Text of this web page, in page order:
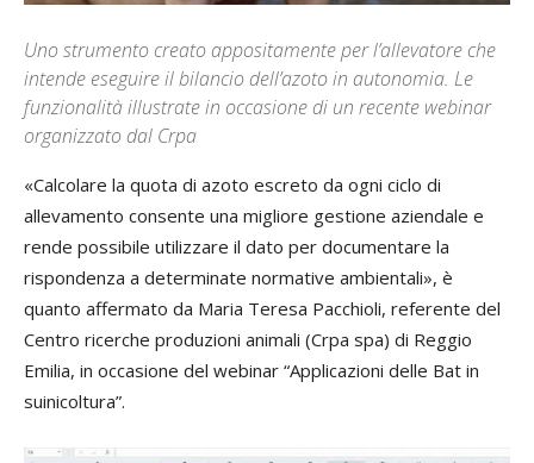
Uno strumento creato appositamente per l’allevatore che
intende eseguire il bilancio dell’azoto in autonomia. Le
funzionalità illustrate in occasione di un recente webinar
organizzato dal Crpa
«Calcolare la quota di azoto escreto da ogni ciclo di
allevamento consente una migliore gestione aziendale e
rende possibile utilizzare il dato per documentare la
rispondenza a determinate normative ambientali», è
quanto affermato da Maria Teresa Pacchioli, referente del
Centro ricerche produzioni animali (Crpa spa) di Reggio
Emilia, in occasione del webinar “Applicazioni delle Bat in
suinicoltura”.